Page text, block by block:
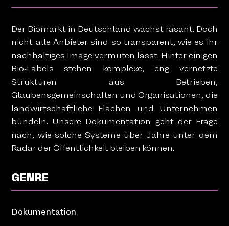
Der Biomarkt in Deutschland wächst rasant. Doch
nicht alle Anbieter sind so transparent, wie es ihr
nachhaltiges Image vermuten lässt. Hinter einigen
Bio-Labels stehen komplexe, eng vernetzte
Strukturen aus Betrieben,
Glaubensgemeinschaften und Organisationen, die
landwirtschaftliche Flächen und Unternehmen
bündeln. Unsere Dokumentation geht der Frage
nach, wie solche Systeme über Jahre unter dem
Radar der Öffentlichkeit bleiben können.
GENRE
Dokumentation